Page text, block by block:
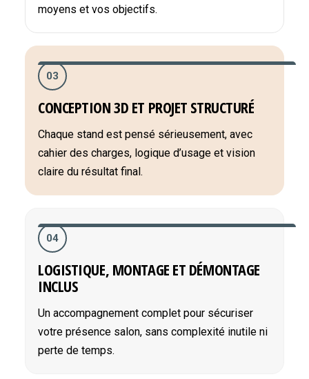
moyens et vos objectifs.
03
CONCEPTION 3D ET PROJET STRUCTURÉ
Chaque stand est pensé sérieusement, avec
cahier des charges, logique d’usage et vision
claire du résultat final.
04
LOGISTIQUE, MONTAGE ET DÉMONTAGE
INCLUS
Un accompagnement complet pour sécuriser
votre présence salon, sans complexité inutile ni
perte de temps.